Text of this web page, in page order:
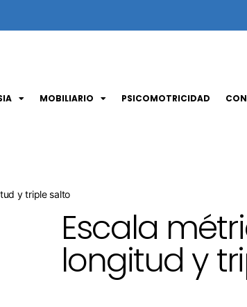
MOBILIARIO PSICOMOTRICIDAD
y triple salto
Escala
longitud y